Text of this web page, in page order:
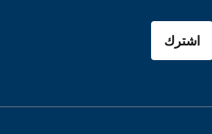
اشترك